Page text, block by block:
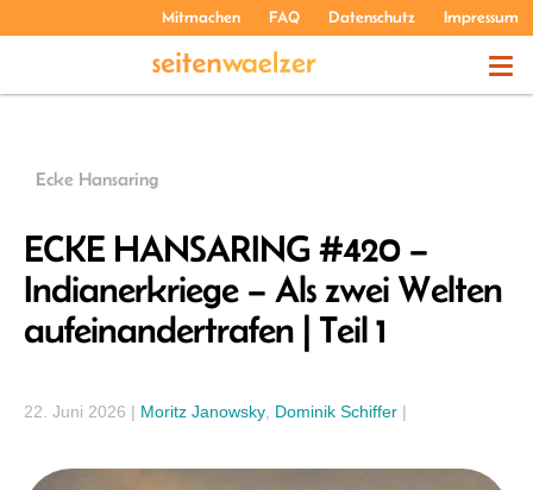
Mitmachen FAQ Datenschutz Impressum
ÜBER UNS
Ecke Hansaring
ECKE HANSARING #420 –
Indianerkriege – Als zwei Welten
aufeinandertrafen | Teil 1
22. Juni 2026 | Moritz Janowsky Dominik Schiffer |